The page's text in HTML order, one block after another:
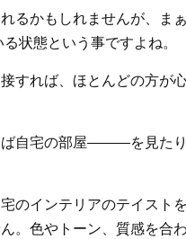
るかもしれませんが、ま
状態という事ですよね。
すれば、ほとんどの方が
自宅の部屋―――を見た
のインテリアのテイスト
。色やトーン、質感を合